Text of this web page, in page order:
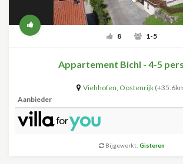
8 1-5
Appartement Bichl - 4-5
Viehhofen, Oostenrijk
Aanbieder
Bijgewerkt: Gisteren